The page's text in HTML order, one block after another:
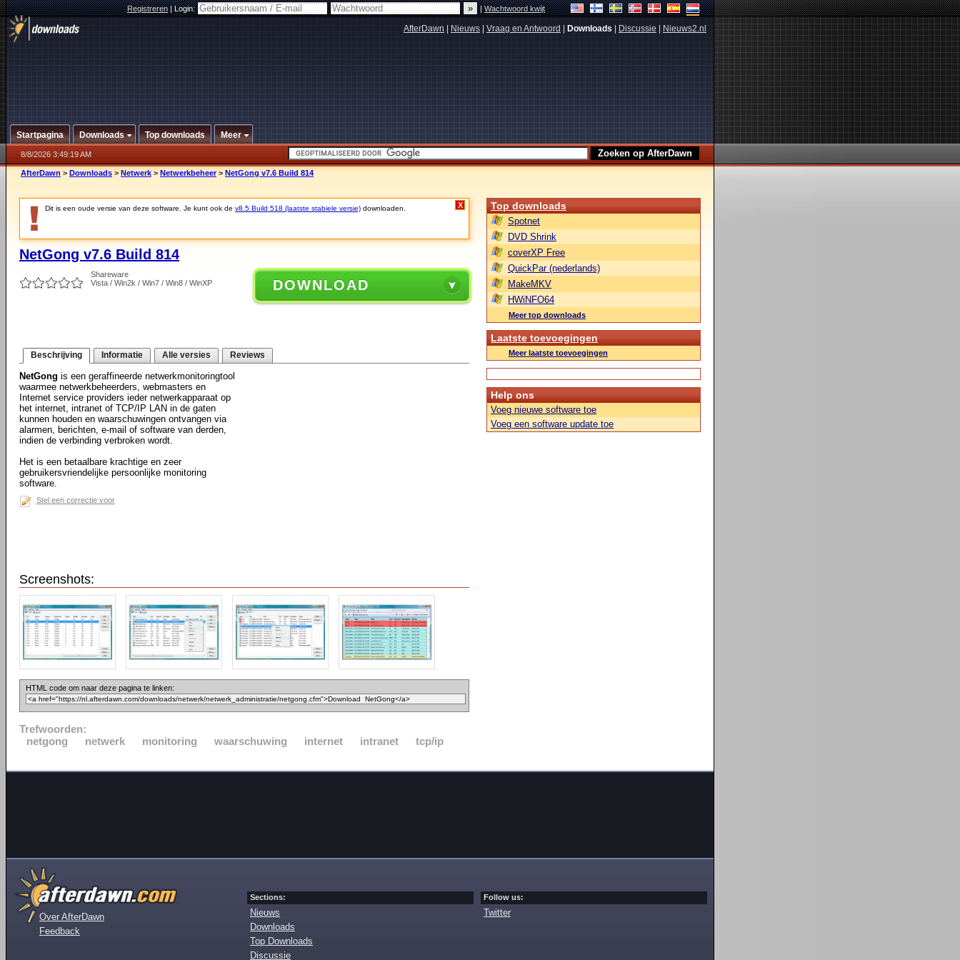
Registreren|Login: |Wachtwoord kwijt
AfterDawn Nieuws Vraag en Antwoord Downloads Discussie Nieuws2.nl
Startpagina Downloads Top downloads Meer
8/8/2026 3:49:19 AM
AfterDawn > Downloads > Netwerk > Netwerkbeheer > NetGong v7.6 Build 814
Dit is een oude versie van deze software. Je kunt ook de v8.5 Build 518 (laatste stabiele versie) downloaden. X
NetGong v7.6 Build 814
Shareware
Vista / Win2k / Win7 / Win8 / WinXP
DOWNLOAD
Beschrijving Informatie Alle versies Reviews
NetGong is een geraffineerde netwerkmonitoringtool
waarmee netwerkbeheerders, webmasters en
Internet service providers ieder netwerkapparaat op
het internet, intranet of TCP/IP LAN in de gaten
kunnen houden en waarschuwingen ontvangen via
alarmen, berichten, e-mail of software van derden,
indien de verbinding verbroken wordt.
Het is een betaalbare krachtige en zeer
gebruikersvriendelijke persoonlijke monitoring
software.
Stel een correctie voor
Screenshots:
HTML code om naar deze pagina te linken:
Trefwoorden:
netgong
netwerk monitoring waarschuwing internet intranet tcp/ip
Top downloads
Spotnet
DVD Shrink
coverXP Free
QuickPar (nederlands)
MakeMKV
HWiNFO64
Meer top downloads
Laatste toevoegingen
Meer laatste toevoegingen
Help ons
Voeg nieuwe software toe
Voeg een software update toe
Over AfterDawn
Feedback
Sections:
Nieuws
Downloads
Top Downloads
Discussie
Follow us:
Twitter